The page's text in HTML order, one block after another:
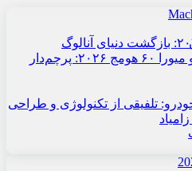
معرفی لامبورگینی روئلتو میورا ۶۰ هومج ۲۰۲۶: پرچم‌دار
تلفیقی از تکنولوژی و طراحی